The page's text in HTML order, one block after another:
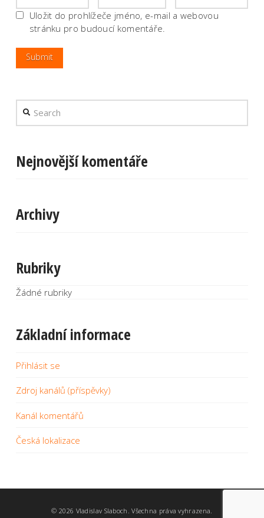
Uložit do prohlížeče jméno, e-mail a webovou
stránku pro budoucí komentáře.
Search
Nejnovější komentáře
Archivy
Rubriky
Žádné rubriky
Základní informace
Přihlásit se
Zdroj kanálů (příspěvky)
Kanál komentářů
Česká lokalizace
©2026 Vladislav Slaboch. Všechna práva vyhrazena.